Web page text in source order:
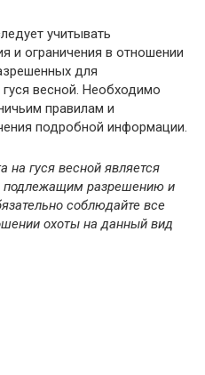
учитывать
и ограничения в отношении
для
весной. Необходимо
правилам и
подробной информации.
на гуся весной является
подлежащим разрешению и
соблюдайте все
охоты на данный вид